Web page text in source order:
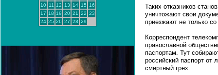
10
11 12 13 14 15
16
17 18 19 20 21 22 23
24 25 26 27 28 29
Таких отказников
уничтожают свои
приезжают не только
Корреспондент
православной
паспортам. Тут
российский паспорт от
смертный грех.